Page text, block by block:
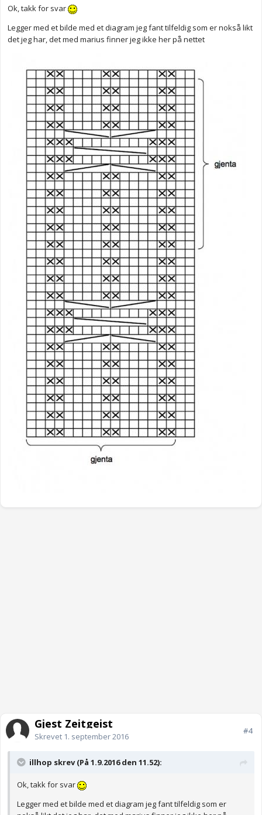
Ok, takk for svar
Legger med et bilde med et diagram jeg fant tilfeldig som er nokså likt
det jeg har, det med marius finner jeg ikke her på nettet
Gjest Zeitgeist
Skrevet 1. september 2016
#4
illhop skrev (På 1.9.2016 den 11.52):
Ok, takk for svar
Legger med et bilde med et diagram jeg fant tilfeldig som er